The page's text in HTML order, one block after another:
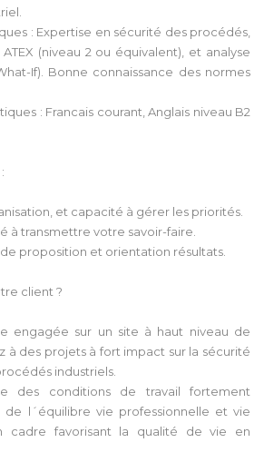
: Expertise en sécurité des procédés,
(niveau 2 ou équivalent), et analyse
If). Bonne connaissance des normes
: Francais courant, Anglais niveau B2
et capacité à gérer les priorités.
à transmettre votre savoir-faire.
proposition et orientation résultats.
client ?
engagée sur un site à haut niveau de
à des projets à fort impact sur la sécurité
industriels.
des conditions de travail fortement
l´équilibre vie professionnelle et vie
cadre favorisant la qualité de vie en